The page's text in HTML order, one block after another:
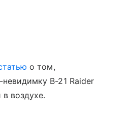
о том,
B-21 Raider
воздухе.